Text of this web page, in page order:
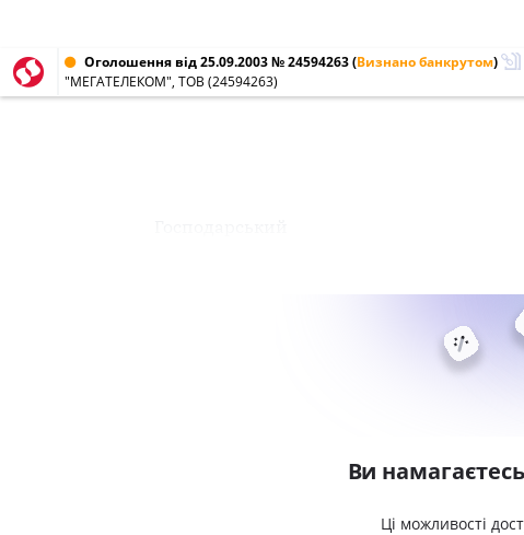
Оголошення від 25.09.2003 № 24594263(Визнано банкрутом)
"МЕГАТЕЛЕКОМ", ТОВ (24594263)
Ви
Ці можливості